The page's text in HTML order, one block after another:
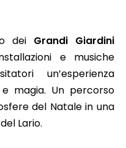
dei Grandi Giardini
e musiche
un’esperienza
magia. Un percorso
del Natale in una
Lario.